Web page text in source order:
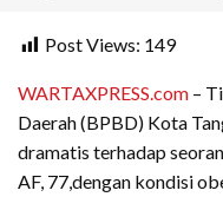
Post Views: 149
WARTAXPRESS.com –
Daerah (BPBD) Kota
dramatis terhadap
AF, 77,dengan kondisi